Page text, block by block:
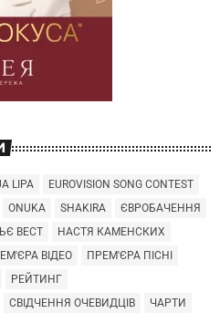
LIPA
EUROVISION SONG CONTEST
ONUKA SHAKIRA
ЄВРОБАЧЕННЯ
ВЕСТ
НАСТЯ КАМЕНСКИХ
ВІДЕО
ПРЕМ'ЄРА ПІСНІ
РЕЙТИНГ
СВІДЧЕННЯ ОЧЕВИДЦІВ
ЧАРТИ